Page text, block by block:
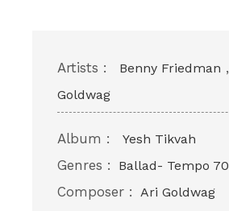
Artists : Benny Friedman ,
Goldwag
Album : Yesh Tikvah
Genres : Ballad- Tempo 70
Composer : Ari Goldwag